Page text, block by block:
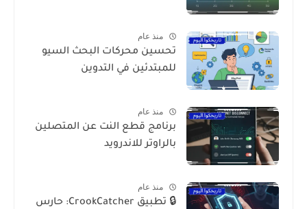
منذ عام
تحسين محركات البحث السيو
للمبتدئين في التدوين
منذ عام
برنامج قطع النت عن المتصلين
بالراوتر للاندرويد
منذ عام
🔒 تطبيق CrookCatcher: حارس